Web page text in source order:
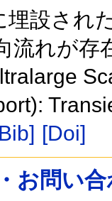
埋設され
流れが
[Doi]
お問い